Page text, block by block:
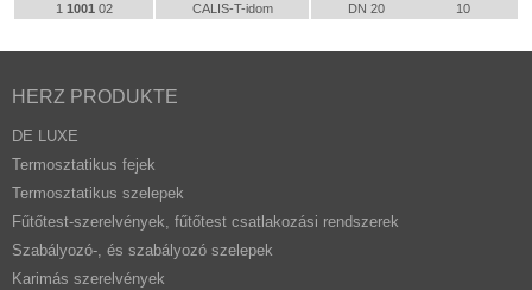
1 1001 02 CALIS-T-idom DN 20 10
HERZ PRODUKTE
DE LUXE
Termosztatikus fejek
Termosztatikus szelepek
Fűtőtest-szerelvények, fűtőtest csatlakozási rendszerek
Szabályozó-, és szabályozó szelepek
Karimás szerelvények